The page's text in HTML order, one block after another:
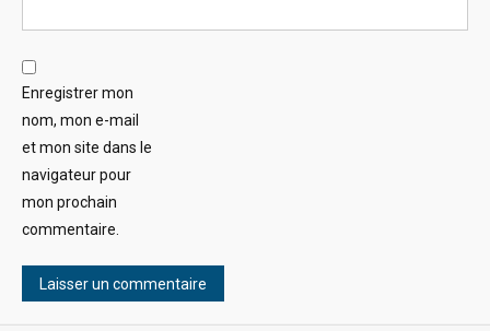
Enregistrer mon
nom, mon e-mail
et mon site dans le
navigateur pour
mon prochain
commentaire.